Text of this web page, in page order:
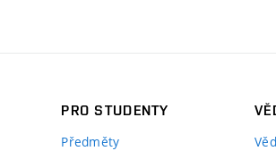
PRO STUDENTY
Předměty